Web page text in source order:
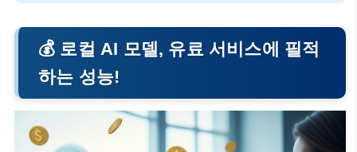
💰 로컬 AI 모델, 유료 서비스에 필적
하는 성능!